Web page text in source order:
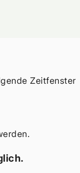
Zeitfenster